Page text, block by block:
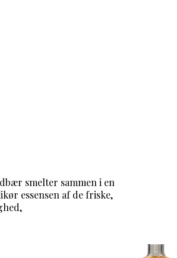
smelter sammen i en
essensen af de friske,